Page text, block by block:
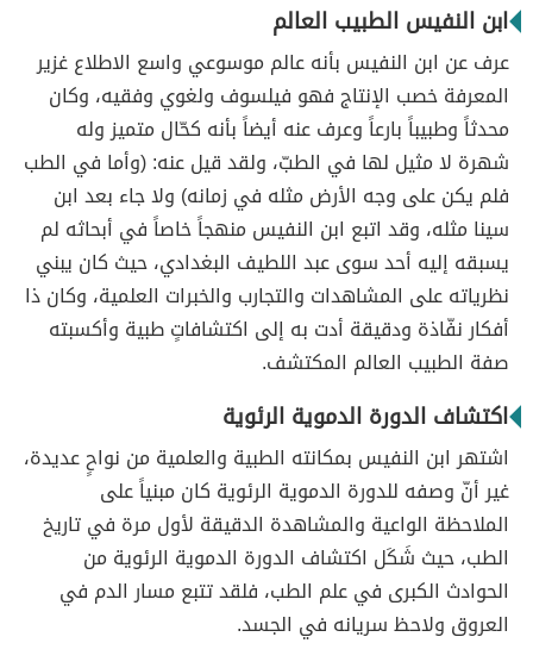
ابن النفيس الطبيب العالم
عرف عن ابن النفيس بأنه عالم موسوعي واسع الاطلاع غزير
المعرفة خصب الإنتاج فهو فيلسوف ولغوي وفقيه، وكان
محدثاً وطبيباً بارعاً وعرف عنه أيضاً بأنه كحّال متميز وله
شهرة لا مثيل لها في الطبّ، ولقد قيل عنه: (وأما في الطب
فلم يكن على وجه الأرض مثله في زمانه) ولا جاء بعد ابن
سينا مثله، وقد اتبع ابن النفيس منهجاً خاصاً في أبحاثه لم
يسبقه إليه أحد سوى عبد اللطيف البغدادي، حيث كان يبني
نظرياته على المشاهدات والتجارب والخبرات العلمية، وكان ذا
أفكار نفّاذة ودقيقة أدت به إلى اكتشافاتٍ طبية وأكسبته
صفة الطبيب العالم المكتشف.
اكتشاف الدورة الدموية الرئوية
اشتهر ابن النفيس بمكانته الطبية والعلمية من نواحٍ عديدة،
غير أنّ وصفه للدورة الدموية الرئوية كان مبنياً على
الملاحظة الواعية والمشاهدة الدقيقة لأول مرة في تاريخ
الطب، حيث شَكَل اكتشاف الدورة الدموية الرئوية من
الحوادث الكبرى في علم الطب، فلقد تتبع مسار الدم في
العروق ولاحظ سريانه في الجسد.